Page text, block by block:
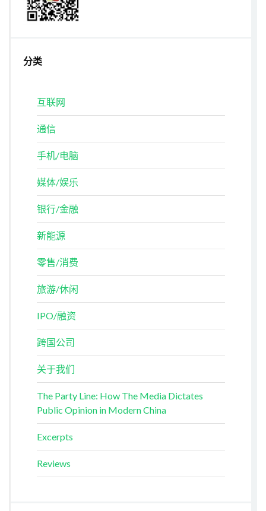
分类
互联网
通信
手机/电脑
媒体/娱乐
银行/金融
新能源
零售/消费
旅游/休闲
IPO/融资
跨国公司
关于我们
The Party Line: How The Media Dictates
Public Opinion in Modern China
Excerpts
Reviews